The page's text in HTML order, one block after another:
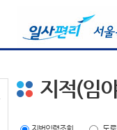
지적(임